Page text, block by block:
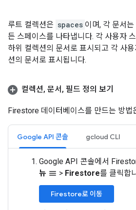
루트 컬렉션은 spaces 이며, 각 문서
든 스페이스를 나타냅니다. 각 사용자
하위 컬렉션의 문서로 표시되고 각 사용
션의 문서로 표시됩니다.
컬렉션, 문서 , 필드 정의 보기
Firestore 데이터베이스를 만드는 방법
Google API 콘솔 gcloud CLI
Google API 콘솔에서
뉴 menu > Firestore를 클릭합
Firestore로 이동